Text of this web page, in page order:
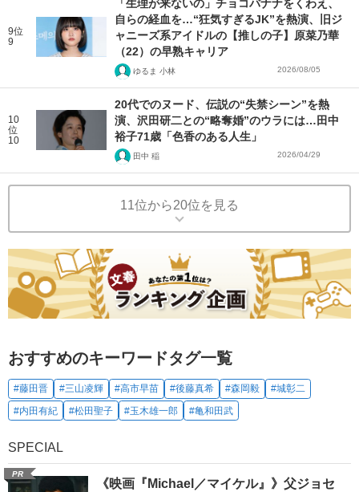
9位
9
「生理が来ないの」チョコバナナをくわえ、
自らの経血を…“狂気すぎるJK”を熱演、旧ジ
ャニーズ系アイドルの【推しの子】原菜乃華
（22）の早熟キャリア
ゆるま 小林 2026/08/05
10
位
10
20代でのヌード、伝説の“失禁シーン”を熱
演、沢田研二との“略奪婚”のウラには…田中
裕子71歳「色香のある人生」
田中 稲 2026/04/29
11位から20位を見る
おすすめのキーワードタグ一覧
#藤田晋 #三山凌輝 #高市早苗 #後藤真希 #森岡毅
#城彰二
#内田有紀
#松田聖子 #玉木雄一郎 #亀和田武
SPECIAL
PR
《映画『Michael／マイケル』》父ジョセ